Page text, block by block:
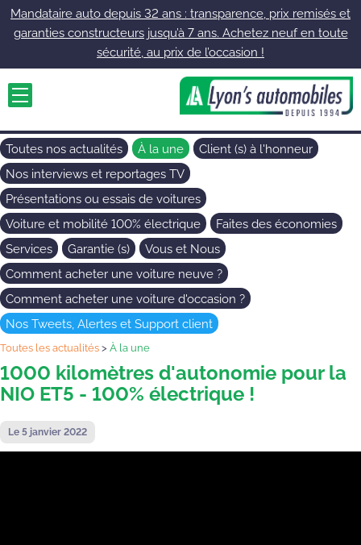
Mandataire auto depuis 32 ans : transparence, prix remisés et
garanties constructeurs jusqu’à 7 ans. Achetez neuf en toute
sécurité, au prix de l’occasion !
Toutes nos actualités À la une
Client (s) à l'honneur
Nos interviews et reportages TV
Présentations ou essais de voitures
Voiture et mobilité 100% électrique
Faites des économies
Services
Garantie (s)
Vous et Nous
Comment acheter une voiture neuve ?
Comment acheter une voiture d'occasion ?
Nos Tweets, Alertes et Support client
Toutes les actualités > À la une
1000 kilomètres d'autonomie pour la
NIO ET5 - 100% électrique !
Le 5 janvier 2022